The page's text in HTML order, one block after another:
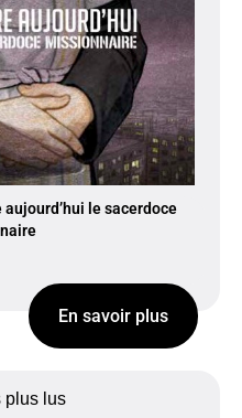
le sacerdoce
En savoir plus
plus lus